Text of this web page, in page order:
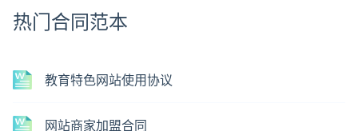
热门合同范本
教育特色网站使用协议
网站商家加盟合同